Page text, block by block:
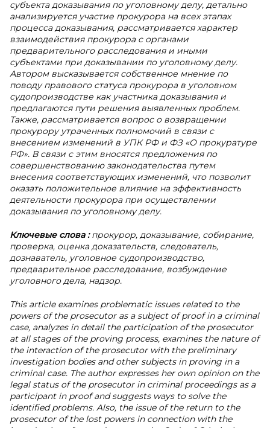
субъекта доказывания по уголовному делу, детально
анализируется участие прокурора на всех этапах
процесса доказывания, рассматривается характер
взаимодействия прокурора с органами
предварительного расследования и иными
субъектами при доказывании по уголовному делу.
Автором высказывается собственное мнение по
поводу правового статуса прокурора в уголовном
судопроизводстве как участника доказывания и
предлагаются пути решения выявленных проблем.
Также, рассматривается вопрос о возвращении
прокурору утраченных полномочий в связи с
внесением изменений в УПК РФ и ФЗ «О прокуратуре
РФ». В связи с этим вносятся предложения по
совершенствованию законодательства путем
внесения соответствующих изменений, что позволит
оказать положительное влияние на эффективность
деятельности прокурора при осуществлении
доказывания по уголовному делу.
Ключевые слова :прокурор, доказывание, собирание,
проверка, оценка доказательств, следователь,
дознаватель, уголовное судопроизводство,
предварительное расследование, возбуждение
уголовного дела, надзор.
This article examines problematic issues related to the
powers of the prosecutor as a subject of proof in a criminal
case, analyzes in detail the participation of the prosecutor
at all stages of the proving process, examines the nature of
the interaction of the prosecutor with the preliminary
investigation bodies and other subjects in proving in a
criminal case. The author expresses her own opinion on the
legal status of the prosecutor in criminal proceedings as a
participant in proof and suggests ways to solve the
identified problems. Also, the issue of the return to the
prosecutor of the lost powers in connection with the